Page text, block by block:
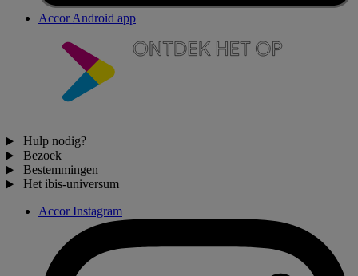
Accor Android app
Hulp nodig?
Bezoek
Bestemmingen
Het ibis-universum
Accor Instagram